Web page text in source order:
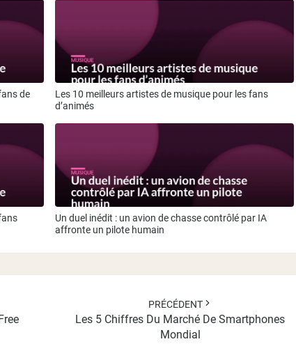
de
Les 10 meilleurs artistes de musique pour les fans
d’animés
Un duel inédit : un avion de chasse contrôlé par IA
affronte un pilote humain
PRÉCÉDENT
Les 5 Chiffres Du Marché De Smartphones
Mondial